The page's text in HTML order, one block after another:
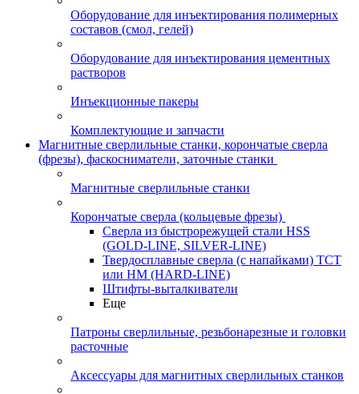
Оборудование для инъектирования полимерных
составов (смол, гелей)
Оборудование для инъектирования цементных
растворов
Инъекционные пакеры
Комплектующие и запчасти
Магнитные сверлильные станки, корончатые сверла
(фрезы), фаскосниматели, заточные станки
Магнитные сверлильные станки
Корончатые сверла (кольцевые фрезы)
Сверла из быстрорежущей стали HSS
(GOLD-LINE, SILVER-LINE)
Твердосплавные сверла (с напайками) ТСТ
или HM (HARD-LINE)
Штифты-выталкиватели
Еще
Патроны сверлильные, резьбонарезные и головки
расточные
Аксессуары для магнитных сверлильных станков